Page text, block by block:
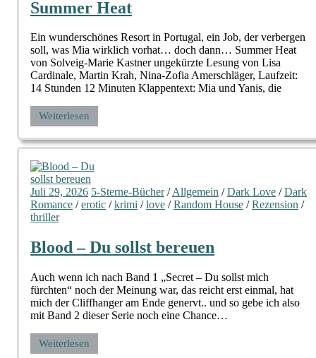
Summer Heat
Ein wunderschönes Resort in Portugal, ein Job, der verbergen
soll, was Mia wirklich vorhat… doch dann… Summer Heat
von Solveig-Marie Kastner ungekürzte Lesung von Lisa
Cardinale, Martin Krah, Nina-Zofia Amerschläger, Laufzeit:
14 Stunden 12 Minuten Klappentext: Mia und Yanis, die
Weiterlesen
Juli 29, 2026 5-Sterne-Bücher/Allgemein /Dark Love /Dark
Romance /erotic /krimi /love /Random House /Rezension /
thriller
Blood – Du sollst bereuen
Auch wenn ich nach Band 1 „Secret – Du sollst mich
fürchten“ noch der Meinung war, das reicht erst einmal, hat
mich der Cliffhanger am Ende genervt.. und so gebe ich also
mit Band 2 dieser Serie noch eine Chance…
Weiterlesen